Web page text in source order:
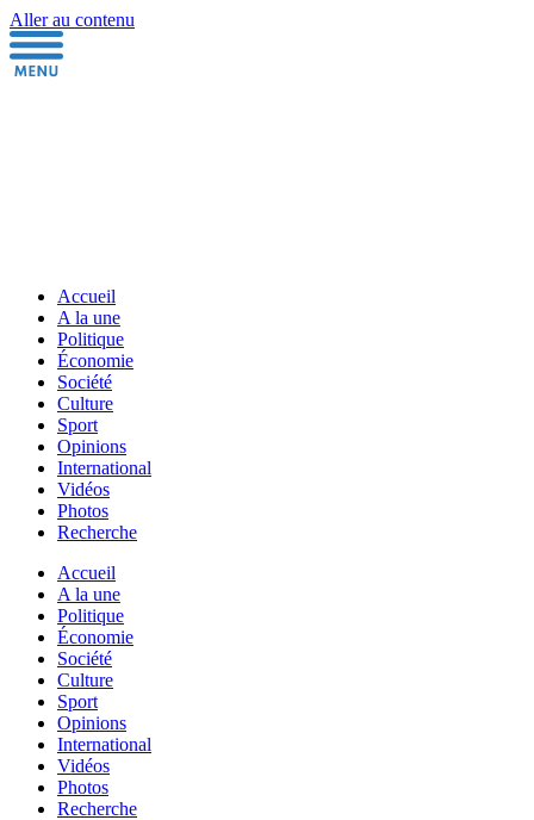
Aller au contenu
Accueil
A la une
Politique
Économie
Société
Culture
Sport
Opinions
International
Vidéos
Photos
Recherche
Accueil
A la une
Politique
Économie
Société
Culture
Sport
Opinions
International
Vidéos
Photos
Recherche